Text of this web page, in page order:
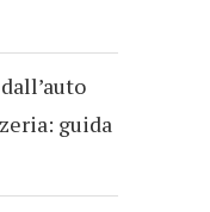
guida